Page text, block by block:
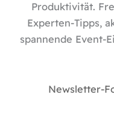
Produktivität.
Experten-Tipps,
spannende Event-
Newsletter-